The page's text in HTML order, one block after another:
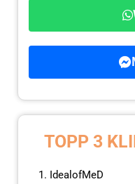
TOPP 3
IdealofMeD